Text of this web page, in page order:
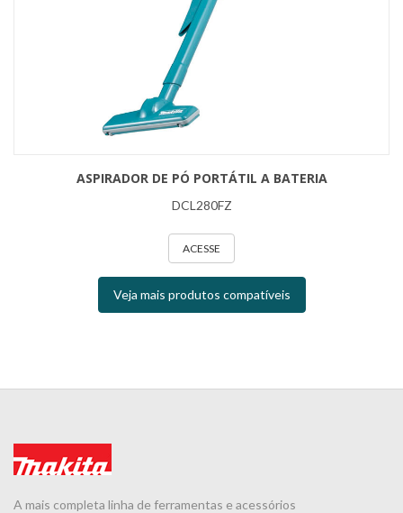
ASPIRADOR DE PÓ PORTÁTIL A BATERIA
DCL280FZ
ACESSE
Veja mais produtos compatíveis
A mais completa linha de ferramentas e acessórios